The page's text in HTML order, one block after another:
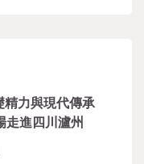
力與現代傳承
走進四川瀘州